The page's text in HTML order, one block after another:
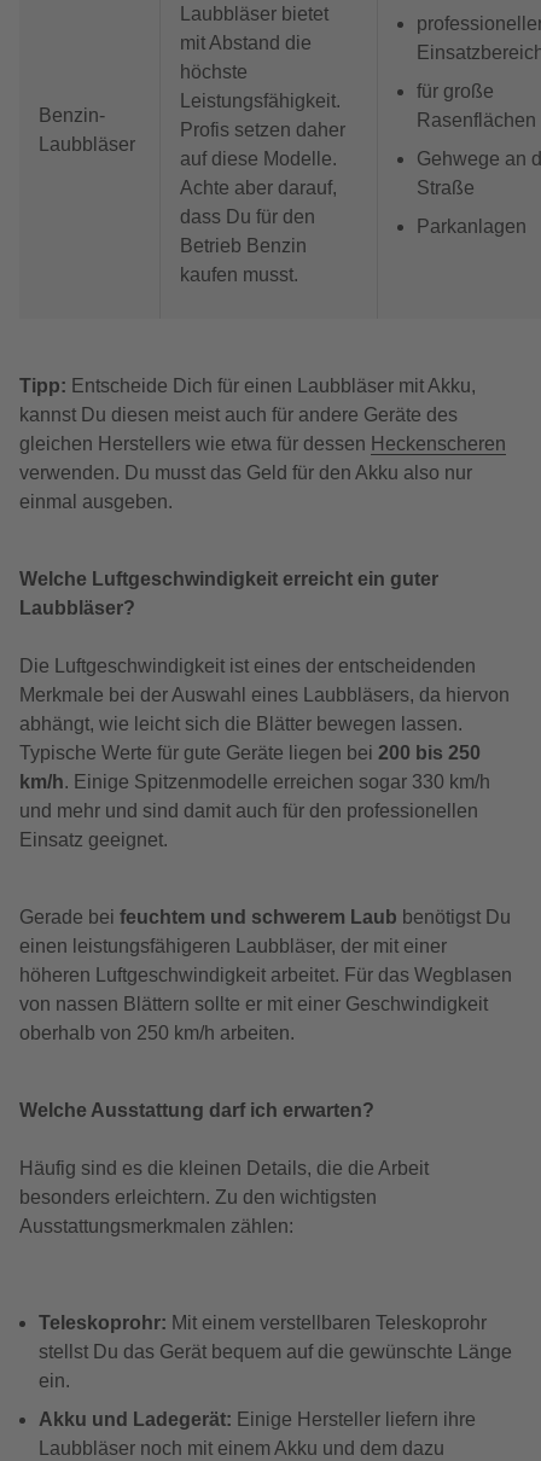
Benzin-
Laubbläser
Laubbläser bietet
mit Abstand die
höchste
Leistungsfähigkeit.
Profis setzen daher
auf diese Modelle.
Achte aber darauf,
dass Du für den
Betrieb Benzin
kaufen musst.
für große
Rasenflächen
Gehwege an
Straße
Parkanlagen
Tipp: Entscheide Dich für einen Laubbläser mit Akku,
kannst Du diesen meist auch für andere Geräte des
gleichen Herstellers wie etwa für dessen Heckenscheren
verwenden. Du musst das Geld für den Akku also nur
einmal ausgeben.
Welche Luftgeschwindigkeit erreicht ein guter
Laubbläser?
Die Luftgeschwindigkeit ist eines der entscheidenden
Merkmale bei der Auswahl eines Laubbläsers, da hiervon
abhängt, wie leicht sich die Blätter bewegen lassen.
Typische Werte für gute Geräte liegen bei 200 bis 250
km/h. Einige Spitzenmodelle erreichen sogar 330 km/h
und mehr und sind damit auch für den professionellen
Einsatz geeignet.
Gerade bei feuchtem und schwerem Laub benötigst Du
einen leistungsfähigeren Laubbläser, der mit einer
höheren Luftgeschwindigkeit arbeitet. Für das Wegblasen
von nassen Blättern sollte er mit einer Geschwindigkeit
oberhalb von 250 km/h arbeiten.
Welche Ausstattung darf ich erwarten?
Häufig sind es die kleinen Details, die die Arbeit
besonders erleichtern. Zu den wichtigsten
Ausstattungsmerkmalen zählen:
Teleskoprohr: Mit einem verstellbaren Teleskoprohr
stellst Du das Gerät bequem auf die gewünschte Länge
ein.
Akku und Ladegerät: Einige Hersteller liefern ihre
Laubbläser noch mit einem Akku und dem dazu